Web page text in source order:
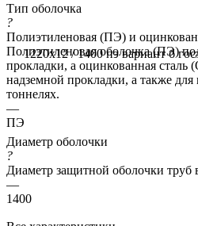
1220x12 / 1400 пэ вариант б
Тип оболочка
?
Полиэтиленовая (ПЭ) и
Полиэтиленовая оболочка (ПЭ)
прокладки, а оцинкованная сталь
надземной прокладки, а также для
тоннелях.
—
ПЭ
Диаметр оболочки
?
Диаметр защитной оболочки
—
1400